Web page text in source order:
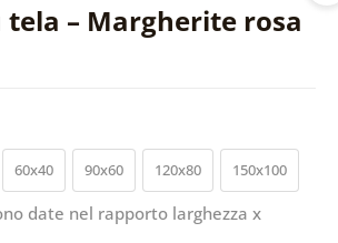
tela – Margherite rosa
60x40 90x60 120x80 150x100
date nel rapporto larghezza x